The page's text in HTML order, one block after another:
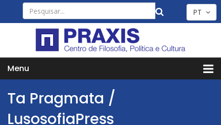
PT
Menu
Ta Pragmata /
LusosofiaPress